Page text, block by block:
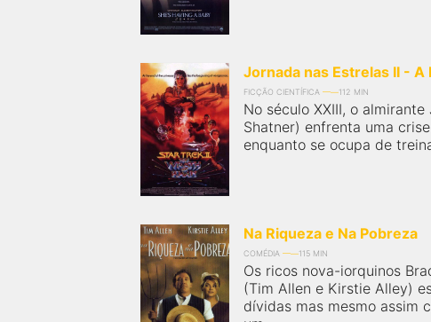
Jornada nas Estrelas II - A
FICÇÃO CIENTÍFICA 112 MIN
No século XXIII, o
Shatner) enfrenta uma
enquanto se ocupa de
Na Riqueza e Na Pobreza
COMÉDIA 115 MIN
Os ricos nova-iorquinos
(Tim Allen e Kirstie Alley)
dívidas mas mesmo assim